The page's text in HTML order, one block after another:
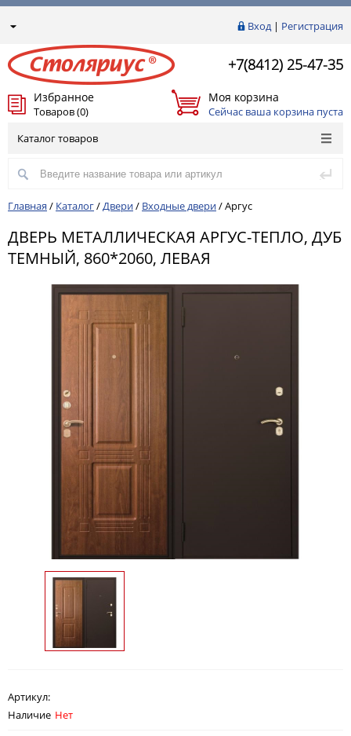
Вход| Регистрация
+7(8412) 25-47-35
Избранное
Товаров (0)
Моя корзина
Сейчас ваша корзина пуста
Каталог товаров
Главная / Каталог/Двери/ Входные двери/Аргус
ДВЕРЬ МЕТАЛЛИЧЕСКАЯ АРГУС-ТЕПЛО, ДУБ
ТЕМНЫЙ, 860*2060, ЛЕВАЯ
Артикул:
Наличие Нет